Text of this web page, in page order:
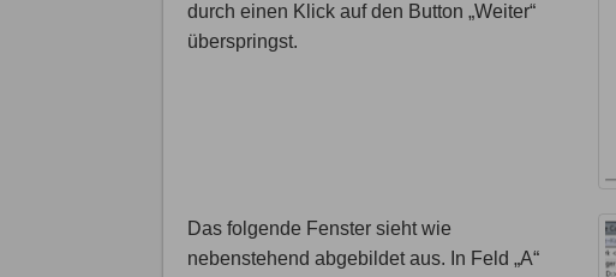
durch einen Klick auf den Button „Weiter“
überspringst.
Das folgende Fenster sieht wie
nebenstehend abgebildet aus. In Feld „A“